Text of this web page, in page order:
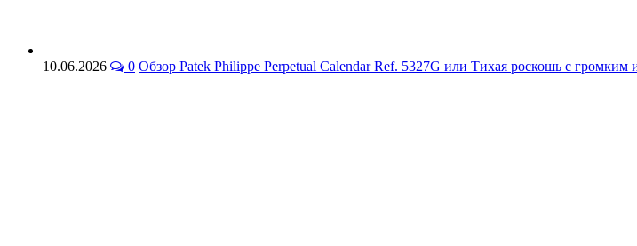
10.06.2026 0 Обзор Patek Philippe Perpetual Calendar Ref. 5327G или Тихая роскошь с громким